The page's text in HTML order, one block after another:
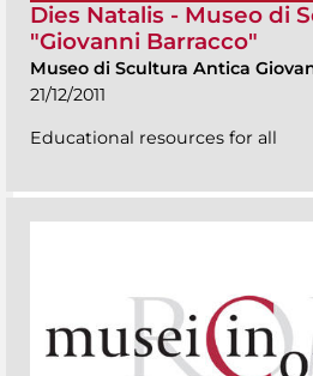
Dies Natalis - Museo di
"Giovanni Barracco"
Museo di Scultura Antica
21/12/2011
Educational resources for all